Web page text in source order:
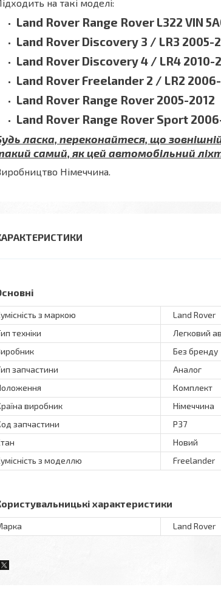
на такі моделі:
Land Rover Range Rover L322 VIN
Land Rover Discovery 3 / LR3 2005-
Land Rover Discovery 4 / LR4 2010-
Land Rover Freelander 2 / LR2
Land Rover Range Rover 2005-2012
Land Rover Range Rover Sport
ласка, переконайтеся, що
самий, як цей автомобільний
Німеччина.
з маркою
Land Rover
техніки
Легковий
Без бренду
запчастини
Аналог
Комплект
виробник
Німеччина
запчастини
Р37
Новий
з моделлю
Freelander
характеристики
Land Rover